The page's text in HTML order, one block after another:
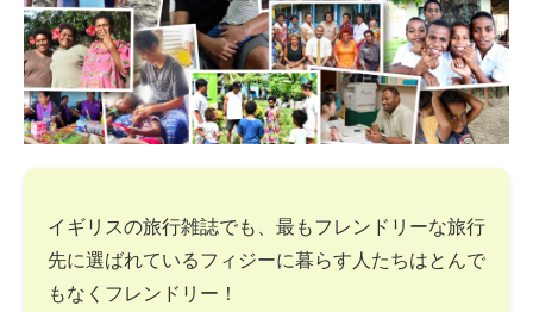
イギリスの旅行雑誌でも、最もフレンドリーな旅行
先に選ばれているフィジーに暮らす人たちはとんで
もなくフレンドリー！